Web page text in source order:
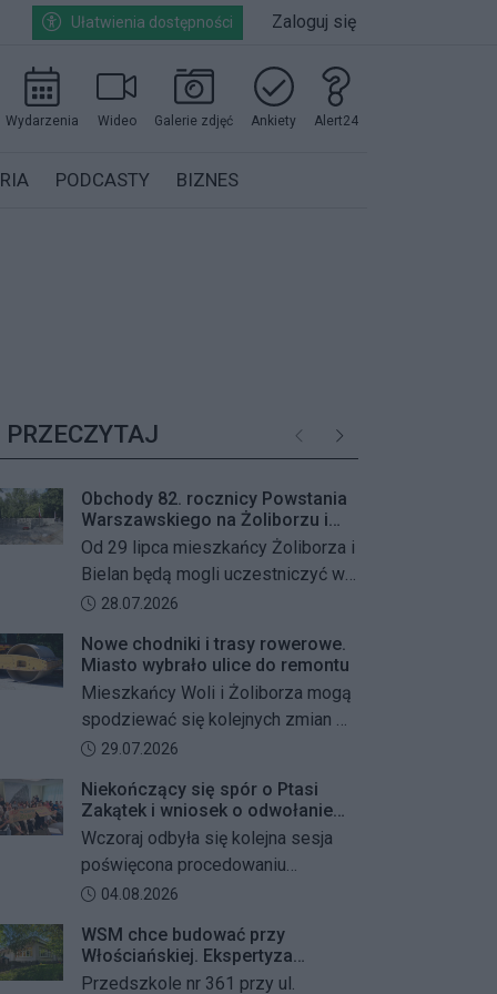
Ułatwienia dostępności Zaloguj się
Wydarzenia Wideo Galerie zdjęć Ankiety Alert24
PODCASTY BIZNES
PRZECZYTAJ PoprzednieNastępne
Obchody 82. rocznicy Powstania
Warszawskiego na Żoliborzu i
Bielanach
Od 29 lipca mieszkańcy Żoliborza i
Bielan będą mogli uczestniczyć w
szeregu kolejnych wydarzeń
Powstania Warszawskiego oraz
żołnierzy Armii Krajowej Obwodu
„Żywiciel”. W programie znalazły
się akcje porządkowania miejsc
pamięci, uroczystości patriotyczne,
spotkania z powstańcami oraz
wspólne oddanie hołdu bohaterom
Data dodania artykułu:
28.07.2026
Nowe chodniki i trasy rowerowe.
Miasto wybrało ulice do remontu
Mieszkańcy Woli i Żoliborza mogą
spodziewać się kolejnych zmian w
miejskiej przestrzeni. Warszawa
dróg dla rowerów na kilku ważnych
ulicach obu dzielnic. Wykonawcy
mają zostać wybrani w przetargu, a
wszystkie prace mają zakończyć
się jeszcze w tym roku.
Data dodania artykułu:
29.07.2026
Niekończący się spór o Ptasi
Zakątek i wniosek o odwołanie
przewodniczącego Rady
Dzielnicy
Wczoraj odbyła się kolejna sesja
poświęcona procedowaniu
obywatelskiego projektu uchwały
zaniechania budowy zespołu
przedszkolno-żłobkowego przy ul.
Data dodania artykułu:
04.08.2026
WSM chce budować przy
Włościańskiej. Ekspertyza
wykazała problemy z gruntem
Przedszkole nr 361 przy ul.